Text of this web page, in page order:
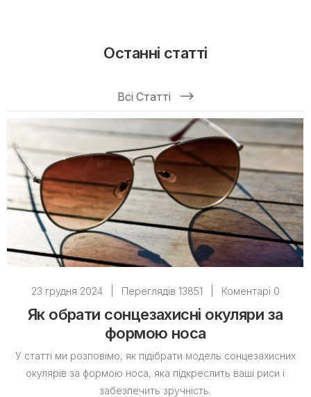
Останні статті
Всі Статті
23 грудня 2024 Переглядів 13851 Коментарі 0
Як обрати сонцезахисні окуляри за
формою носа
У статті ми розповімо, як підібрати модель сонцезахисних
окулярів за формою носа, яка підкреслить ваші риси і
забезпечить зручність.